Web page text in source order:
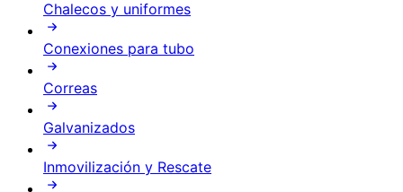
Chalecos y uniformes
Conexiones para tubo
Correas
Galvanizados
Inmovilización y Rescate